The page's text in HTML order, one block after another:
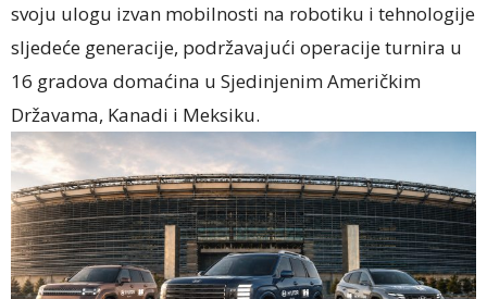
svoju ulogu izvan mobilnosti na robotiku i tehnologije
sljedeće generacije, podržavajući operacije turnira u
16 gradova domaćina u Sjedinjenim Američkim
Državama, Kanadi i Meksiku.